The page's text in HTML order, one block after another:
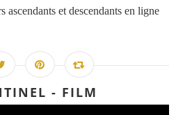
ascendants et descendants en ligne
- FILM